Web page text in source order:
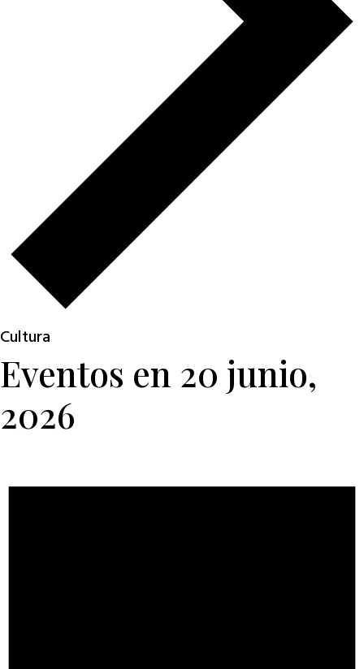
Cultura
Eventos en 20 junio,
2026